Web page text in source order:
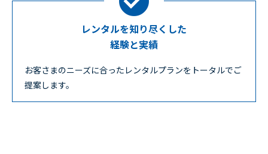
レンタルを知り尽くした
経験と実績
お客さまのニーズに合ったレンタルプランをトータルでご
提案します。